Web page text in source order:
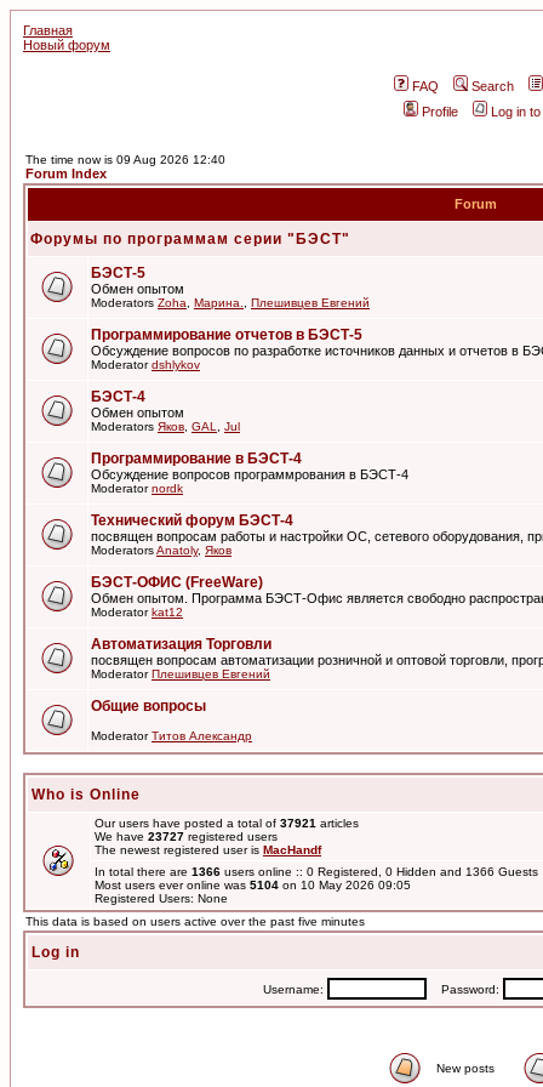
Главная
Новый форум
FAQ
Search
Profile
Log in
The time now is 09 Aug 2026 12:40
Forum Index
Forum
Форумы по программам серии "БЭСТ"
БЭСТ-5
Обмен опытом
Moderators Zoha Марина. Плешивцев Евгений
Программирование отчетов в БЭСТ-5
Обсуждение вопросов по разработке источников данных и отчетов в
Moderatordshlykov
БЭСТ-4
Обмен опытом
Moderators Яков GAL Jul
Программирование в БЭСТ-4
Обсуждение вопросов программрования в БЭСТ-4
Moderatornordk
Технический форум БЭСТ-4
посвящен вопросам работы и настройки ОС, сетевого оборудования,
ModeratorsAnatoly, Яков
БЭСТ-ОФИС (FreeWare)
Обмен опытом. Программа БЭСТ-Офис является свободно
Moderatorkat12
Автоматизация Торговли
посвящен вопросам автоматизации розничной и оптовой торговли,
ModeratorПлешивцев Евгений
Общие вопросы
ModeratorТитов Александр
Who is Online
Our users have posted a total of 37921 articles
We have 23727 registered users
The newest registered user is MacHandf
In total there are 1366 users online :: 0 Registered, 0 Hidden and 1366
Most users ever online was 5104 on 10 May 2026 09:05
Registered Users: None
This data is based on users active over the past five minutes
Log in
Username: Password:
New posts